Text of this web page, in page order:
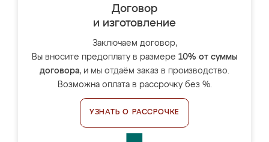
Договор
и изготовление
Заключаем договор,
Вы вносите предоплату в размере 10% от суммы
договора, и мы отдаём заказ в производство.
Возможна оплата в рассрочку без %.
УЗНАТЬ О РАССРОЧКЕ